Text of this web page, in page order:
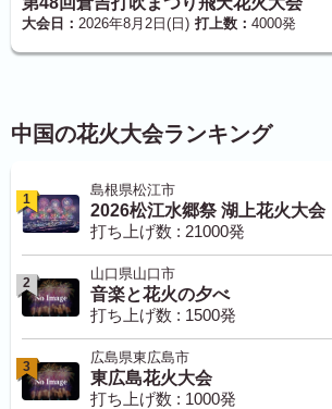
大会日： 2026年8月2日(日) 打上数： 4000発
中国の花火大会ランキング
1
島根県松江市
2026松江水郷祭 湖上花火大会
打ち上げ数 : 21000発
2
山口県山口市
音楽と花火の夕べ
打ち上げ数 : 1500発
3
広島県東広島市
東広島花火大会
打ち上げ数 : 1000発